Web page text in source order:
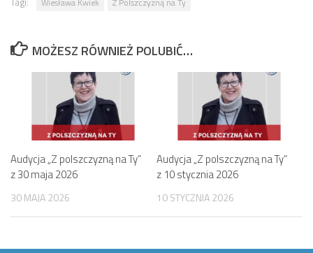
MOŻESZ RÓWNIEŻ POLUBIĆ…
Audycja „Z polszczyzną na Ty”
z 30 maja 2026
30 MAJA 2026
Audycja „Z polszczyzną na Ty”
z 10 stycznia 2026
10 STYCZNIA 2026